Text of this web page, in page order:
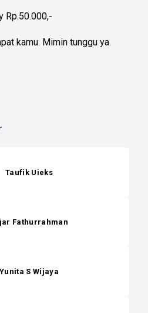
Rp.50.000,-
kamu. Mimin tunggu ya.
Taufik Uieks
Fathurrahman
Yunita S Wijaya